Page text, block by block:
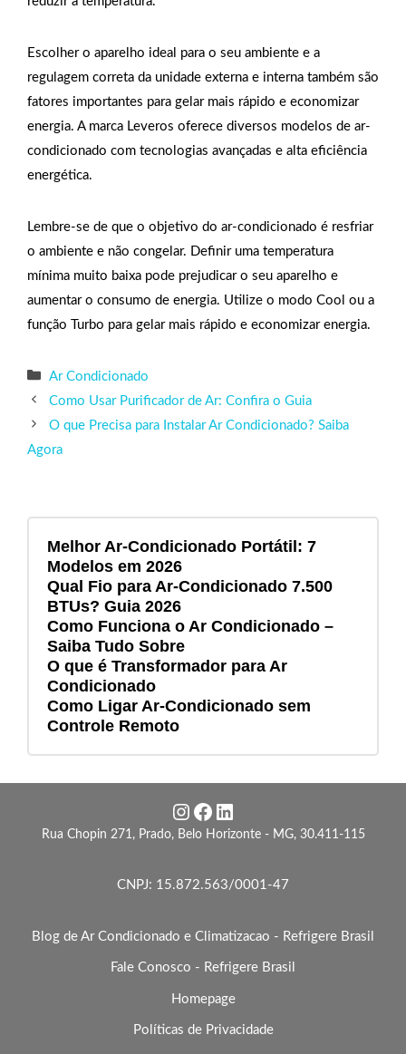
Escolher o aparelho ideal para o seu ambiente e a
regulagem correta da unidade externa e interna também são
fatores importantes para gelar mais rápido e economizar
energia. A marca Leveros oferece diversos modelos de ar-
condicionado com tecnologias avançadas e alta eficiência
energética.
Lembre-se de que o objetivo do ar-condicionado é resfriar
o ambiente e não congelar. Definir uma temperatura
mínima muito baixa pode prejudicar o seu aparelho e
aumentar o consumo de energia. Utilize o modo Cool ou a
função Turbo para gelar mais rápido e economizar energia.
Categorias
Ar Condicionado
Como Usar Purificador de Ar: Confira o Guia
O que Precisa para Instalar Ar Condicionado? Saiba
Agora
Melhor Ar-Condicionado Portátil: 7
Modelos em 2026
Qual Fio para Ar-Condicionado 7.500
BTUs? Guia 2026
Como Funciona o Ar Condicionado –
Saiba Tudo Sobre
O que é Transformador para Ar
Condicionado
Como Ligar Ar-Condicionado sem
Controle Remoto
Instagram Facebook LinkedIn
Rua Chopin 271, Prado, Belo Horizonte - MG, 30.411-115
CNPJ: 15.872.563/0001-47
Blog de Ar Condicionado e Climatizacao - Refrigere Brasil
Fale Conosco - Refrigere Brasil
Homepage
Políticas de Privacidade